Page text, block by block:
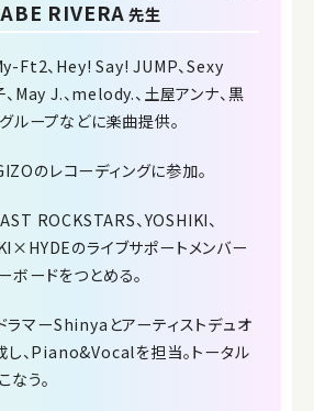
RIVERA先生
Ft2、Hey! Say! JUMP、Sexy
May J.、melody.、土屋アンナ、黒
ループなどに楽曲提供。
のレコーディングに参加。
ROCKSTARS、YOSHIKI、
のライブサポートメンバー
ボードをつとめる。
ラマーShinyaとアーティストデュオ
し、Piano&Vocalを担当。トータル
なう。